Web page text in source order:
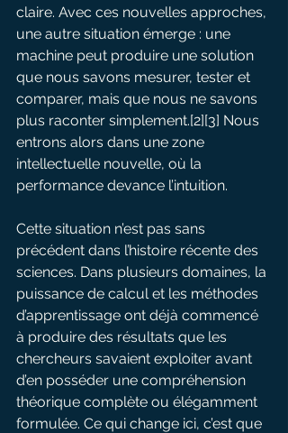
claire. Avec ces nouvelles approches,
une autre situation émerge : une
machine peut produire une solution
que nous savons mesurer, tester et
comparer, mais que nous ne savons
plus raconter simplement.[2][3] Nous
entrons alors dans une zone
intellectuelle nouvelle, où la
performance devance l’intuition.
Cette situation n’est pas sans
précédent dans l’histoire récente des
sciences. Dans plusieurs domaines, la
puissance de calcul et les méthodes
d’apprentissage ont déjà commencé
à produire des résultats que les
chercheurs savaient exploiter avant
d’en posséder une compréhension
théorique complète ou élégamment
formulée. Ce qui change ici, c’est que